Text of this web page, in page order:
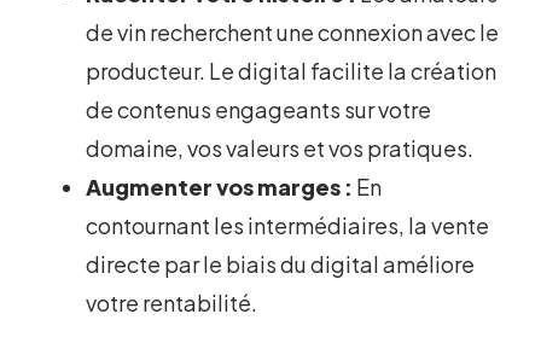
de vin recherchent une connexion avec le
producteur. Le digital facilite la création
de contenus engageants sur votre
domaine, vos valeurs et vos pratiques.
Augmenter vos marges : En
contournant les intermédiaires, la vente
directe par le biais du digital améliore
votre rentabilité.